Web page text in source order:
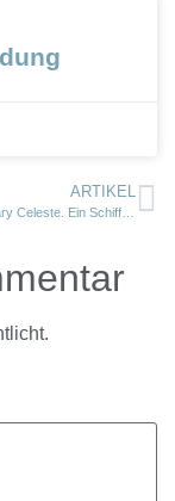
ARTIKEL
Eigel Wiese: Mary Celeste. Ein Schiff auf ewiger Reise